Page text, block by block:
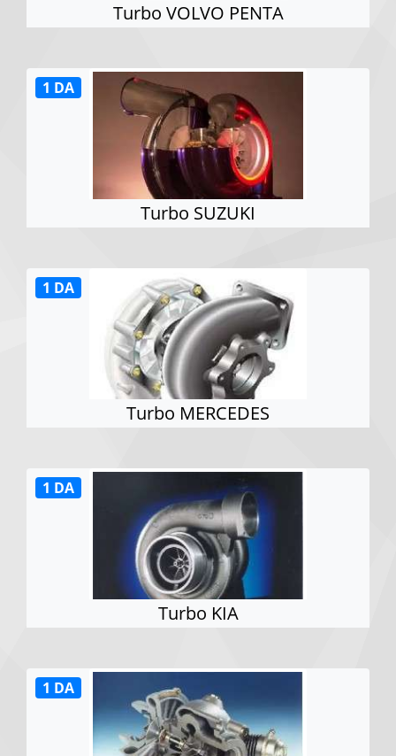
Turbo VOLVO PENTA
Turbo SUZUKI
1 DA
Turbo MERCEDES
1 DA
Turbo KIA
1 DA
1 DA